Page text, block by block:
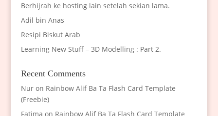
Berhijrah ke hosting lain setelah sekian lama.
Adil bin Anas
Resipi Biskut Arab
Learning New Stuff – 3D Modelling : Part 2.
Recent Comments
Nuron Rainbow Alif Ba Ta Flash Card Template
(Freebie)
Fatima on Rainbow Alif Ba Ta Flash Card Template